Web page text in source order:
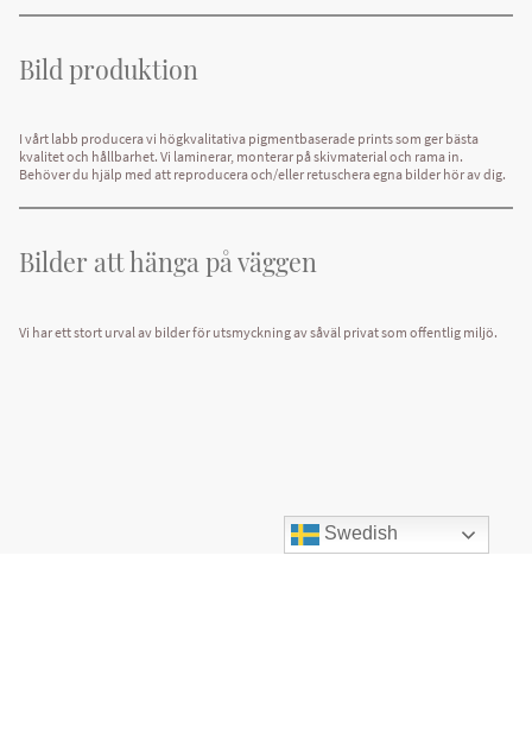
Bild produktion
I vårt labb producera vi högkvalitativa pigmentbaserade prints som ger bästa
kvalitet och hållbarhet. Vi laminerar, monterar på skivmaterial och rama in.
Behöver du hjälp med att reproducera och/eller retuschera egna bilder hör av dig.
Bilder att hänga på väggen
Vi har ett stort urval av bilder för utsmyckning av såväl privat som offentlig miljö.
Swedish